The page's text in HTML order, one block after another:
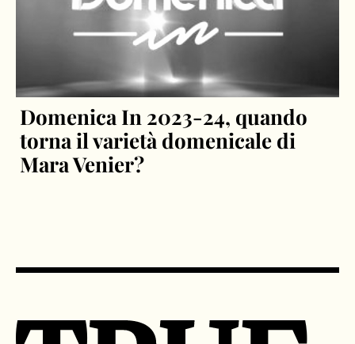
Domenica In 2023-24, quando
torna il varietà domenicale di
Mara Venier?